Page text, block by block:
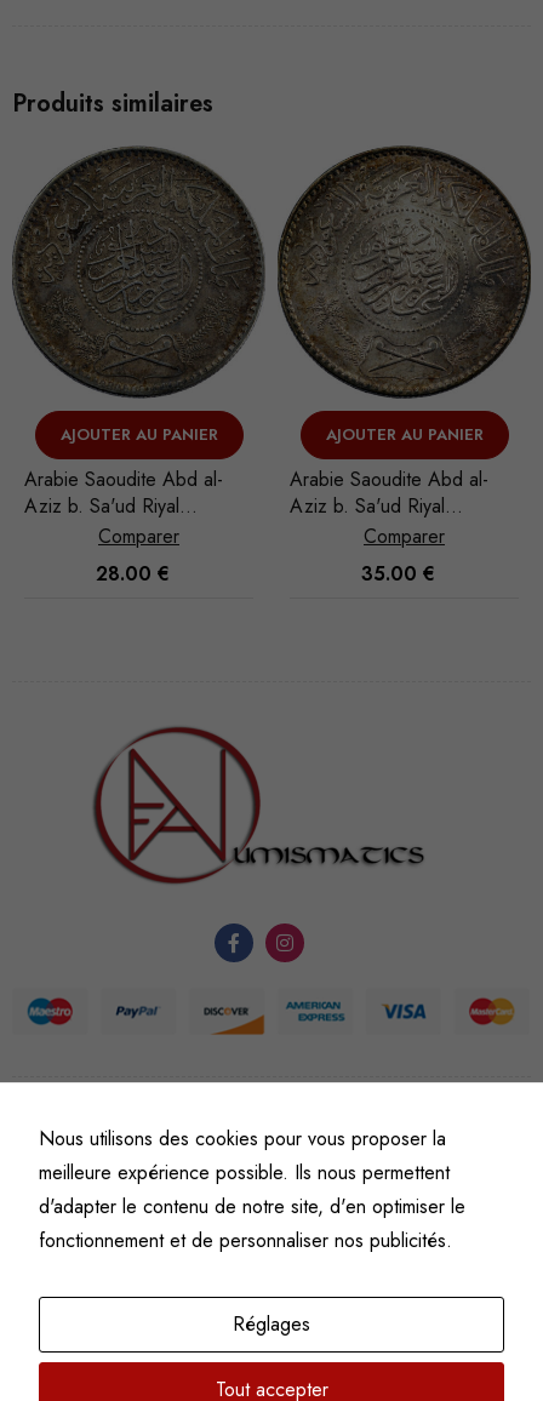
Produits similaires
AJOUTER AU PANIER
Arabie Saoudite Abd al-
Aziz b. Sa'ud Riyal
1951/AH 1370
Comparer
35.00
AJOUTER AU PANIER
Arabie Saoudite Abd al-
Aziz b. Sa'ud Riyal
1935/AH 1354
Comparer
32.00
©Fine art numismatics– Tous droits réservés.
Politique de confidentialité
Conditions générales de vente et d’utilisation
Mentions légales
Nous utilisons des cookies pour vous proposer la
meilleure expérience possible. Ils nous permettent
d'adapter le contenu de notre site, d'en optimiser le
fonctionnement et de personnaliser nos publicités.
Réglages
Tout accepter
fonctionnement
Statistiques
Afin que
puissions
fonctionnalité
et la
structure du
site Web, en
fonction de
en est fait.